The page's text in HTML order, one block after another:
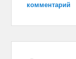
комментарий